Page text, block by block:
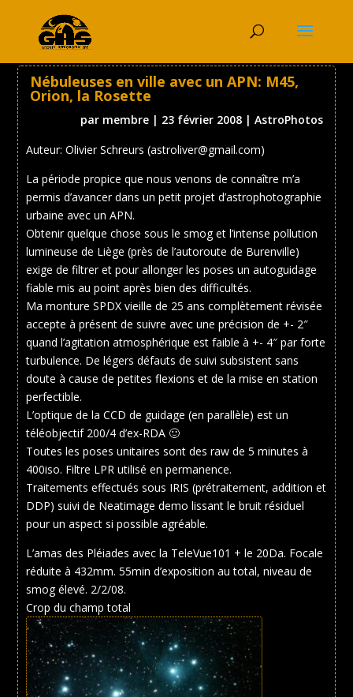
Nébuleuses en ville avec un APN: M45,
Orion, la Rosette
par membre| 23 février 2008| AstroPhotos
Auteur: Olivier Schreurs (astroliver@gmail.com)
La période propice que nous venons de connaître m’a
permis d’avancer dans un petit projet d’astrophotographie
urbaine avec un APN.
Obtenir quelque chose sous le smog et l’intense pollution
lumineuse de Liège (près de l’autoroute de Burenville)
exige de filtrer et pour allonger les poses un autoguidage
fiable mis au point après bien des difficultés.
Ma monture SPDX vieille de 25 ans complètement révisée
accepte à présent de suivre avec une précision de +- 2″
quand l’agitation atmosphérique est faible à +- 4″ par forte
turbulence. De légers défauts de suivi subsistent sans
doute à cause de petites flexions et de la mise en station
perfectible.
L’optique de la CCD de guidage (en parallèle) est un
téléobjectif 200/4 d’ex-RDA 🙂
Toutes les poses unitaires sont des raw de 5 minutes à
400iso. Filtre LPR utilisé en permanence.
Traitements effectués sous IRIS (prétraitement, addition et
DDP) suivi de Neatimage demo lissant le bruit résiduel
pour un aspect si possible agréable.
L’amas des Pléiades avec la TeleVue101 + le 20Da. Focale
réduite à 432mm. 55min d’exposition au total, niveau de
smog élevé. 2/2/08.
Crop du champ total